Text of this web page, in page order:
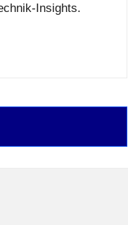
Insights.